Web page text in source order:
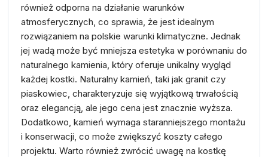
również odporna na działanie warunków
atmosferycznych, co sprawia, że jest idealnym
rozwiązaniem na polskie warunki klimatyczne. Jednak
jej wadą może być mniejsza estetyka w porównaniu do
naturalnego kamienia, który oferuje unikalny wygląd
każdej kostki. Naturalny kamień, taki jak granit czy
piaskowiec, charakteryzuje się wyjątkową trwałością
oraz elegancją, ale jego cena jest znacznie wyższa.
Dodatkowo, kamień wymaga staranniejszego montażu
i konserwacji, co może zwiększyć koszty całego
projektu. Warto również zwrócić uwagę na kostkę